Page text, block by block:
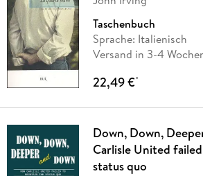
Taschenbuch
Sprache: Italienisch
Versand in 3-4
22,49 €*
Down, Down,
Carlisle United
status quo